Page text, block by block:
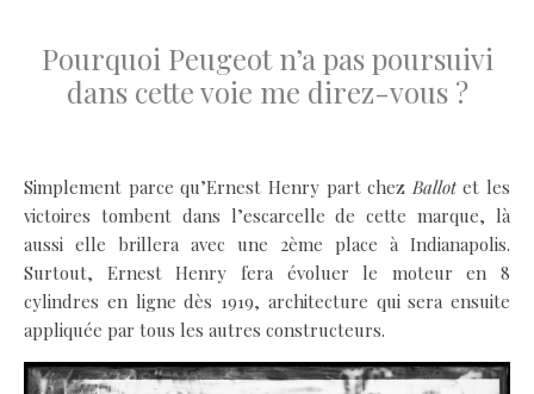
Pourquoi Peugeot n’a pas poursuivi
dans cette voie me direz-vous ?
Simplement parce qu’Ernest Henry part chezBallotet les
victoires tombent dans l’escarcelle de cette marque, là
aussi elle brillera avec une 2ème place à Indianapolis.
Surtout, Ernest Henry fera évoluer le moteur en 8
cylindres en ligne dès 1919, architecture qui sera ensuite
appliquée par tous les autres constructeurs.